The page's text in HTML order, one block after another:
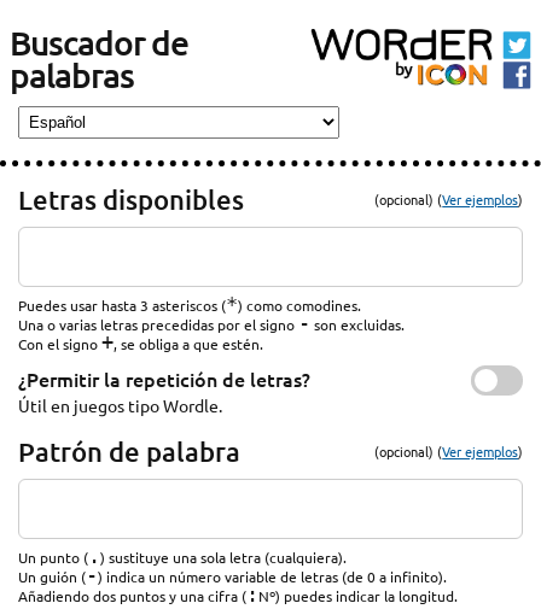
Buscador de
palabras
Letras disponibles (opcional) (Ver ejemplos)
Puedes usar hasta 3 asteriscos (*) como comodines.
Una o varias letras precedidas por el signo - son excluidas.
Con el signo+, se obliga a que estén.
¿Permitir la repetición de letras?
Útil en juegos tipo Wordle.
Patrón de palabra (opcional) (Ver ejemplos)
Un punto (.) sustituye una sola letra (cualquiera).
Un guión (-) indica un número variable de letras (de 0 a infinito).
Añadiendo dos puntos y una cifra (: Nº) puedes indicar la longitud.